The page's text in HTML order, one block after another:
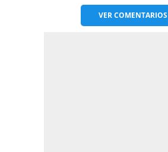
VERCOMENTARIOS